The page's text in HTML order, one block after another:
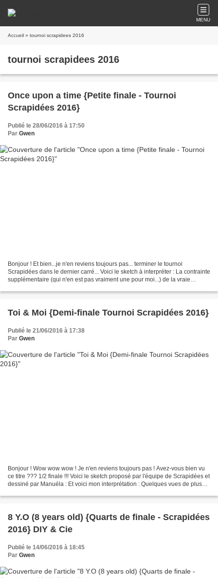
MENU
Accueil » tournoi scrapidees 2016
tournoi scrapidees 2016
Once upon a time {Petite finale - Tournoi
Scrapidées 2016}
Publié le 28/06/2016 à 17:50
Par Gwen
Bonjour ! Et bien...je n'en reviens toujours pas... terminer le tournoi
Scrapidées dans le dernier carré... Voici le sketch à interpréter : La contrainte
supplémentaire (qui n'en est pas vraiment une pour moi...) de la vraie
Toi & Moi {Demi-finale Tournoi Scrapidées 2016}
Publié le 21/06/2016 à 17:38
Par Gwen
Bonjour ! Wow wow wow ! Je n'en reviens toujours pas ! Avez-vous bien vu
ce titre ??? 1/2 finale !!! Voici le sketch proposé par l'équipe de Scrapidées et
dessiné par Manuéla : Et voici mon interprétation : Quelques vues de plus
8 Y.O (8 years old) {Quarts de finale - Scrapidées
2016} DIY & Cie
Publié le 14/06/2016 à 18:45
Par Gwen